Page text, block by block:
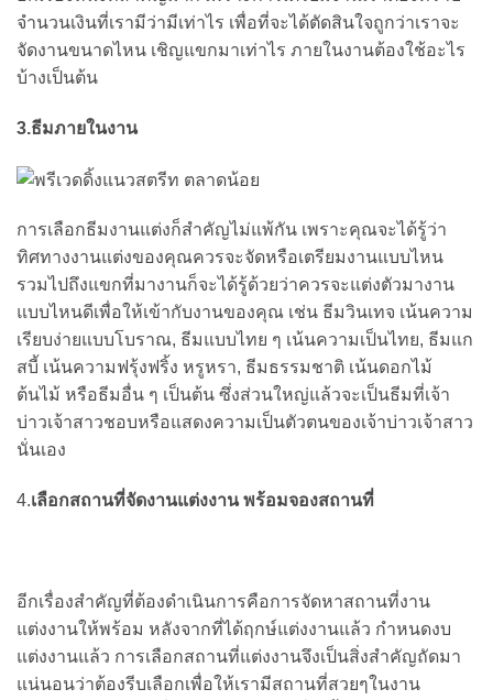
จำนวนเงินที่เรามีว่ามีเท่าไร เพื่อที่จะได้ตัดสินใจถูกว่าเราจะ
จัดงานขนาดไหน เชิญแขกมาเท่าไร ภายในงานต้องใช้อะไร
บ้างเป็นต้น
3.ธีมภายในงาน
การเลือกธีมงานแต่งก็สำคัญไม่แพ้กัน เพราะคุณจะได้รู้ว่า
ทิศทางงานแต่งของคุณควรจะจัดหรือเตรียมงานแบบไหน
รวมไปถึงแขกที่มางานก็จะได้รู้ด้วยว่าควรจะแต่งตัวมางาน
แบบไหนดีเพื่อให้เข้ากับงานของคุณ เช่น ธีมวินเทจ เน้นความ
เรียบง่ายแบบโบราณ, ธีมแบบไทย ๆ เน้นความเป็นไทย, ธีมแก
สบี้ เน้นความฟรุ้งฟริ้ง หรูหรา, ธีมธรรมชาติ เน้นดอกไม้
ต้นไม้ หรือธีมอื่น ๆ เป็นต้น ซึ่งส่วนใหญ่แล้วจะเป็นธีมที่เจ้า
บ่าวเจ้าสาวชอบหรือแสดงความเป็นตัวตนของเจ้าบ่าวเจ้าสาว
นั่นเอง
4.เลือกสถานที่จัดงานแต่งงาน พร้อมจองสถานที่
อีกเรื่องสำคัญที่ต้องดำเนินการคือการจัดหาสถานที่งาน
แต่งงานให้พร้อม หลังจากที่ได้ฤกษ์แต่งงานแล้ว กำหนดงบ
แต่งงานแล้ว การเลือกสถานที่แต่งงานจึงเป็นสิ่งสำคัญถัดมา
แน่นอนว่าต้องรีบเลือกเพื่อให้เรามีสถานที่สวยๆในงาน